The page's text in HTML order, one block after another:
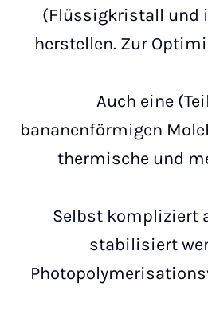
(Flüssigkristall und
herstellen. Zur
Auch eine
bananenförmigen
thermische und
Selbst kompliziert
stabilisiert